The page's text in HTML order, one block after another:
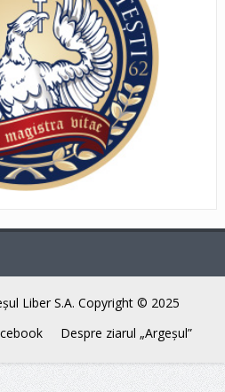
Liber S.A. Copyright © 2025
Despre ziarul „Argeşul”